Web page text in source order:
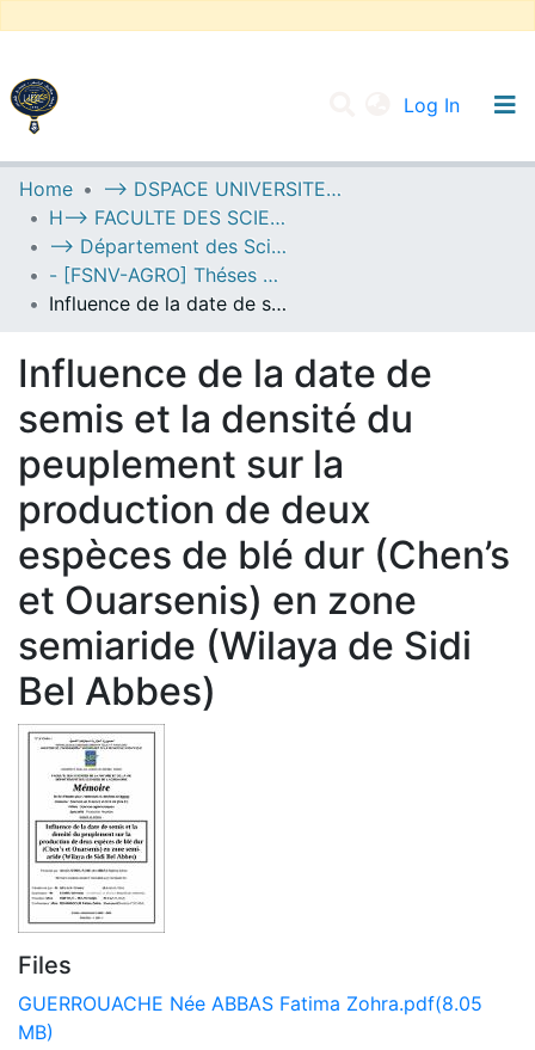
Log In
UNIVERSITY OF D.L SIDI BEL ABBES
Communities & Collections
All of DSpace
Statistics
Home
--> DSPACE UNIVERSITE DJILALLI LIABES DE SIDI BEL ABBES
H--> FACULTE DES SCIENCES DE LA NATURE ET DE LA VIE
--> Département des Sciences de l’Agronomie
- [FSNV-AGRO] Théses de Master II
Influence de la date de semis et la densité du peuplement sur la production de deux espèces de blé dur (Chen’s et Ouarsenis) en zone semiaride (Wilaya de Sidi Bel Abbes)
Influence de la date de
semis et la densité du
peuplement sur la
production de deux
espèces de blé dur (Chen’s
et Ouarsenis) en zone
semiaride (Wilaya de Sidi
Bel Abbes)
Files
GUERROUACHE Née ABBAS Fatima Zohra.pdf(8.05
MB)